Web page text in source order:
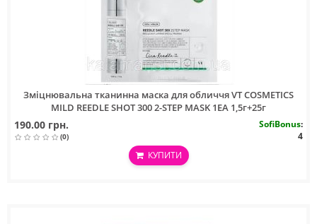
Зміцнювальна тканинна маска для обличчя VT COSMETICS
MILD REEDLE SHOT 300 2-STEP MASK 1EA 1,5г+25г
190.00 грн.
(0)
SofiBonus:
4
КУПИТИ